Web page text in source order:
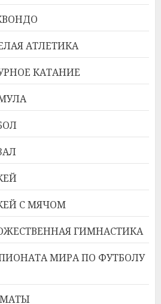
АТЛЕТИКА
КАТАНИЕ
С МЯЧОМ
ГИМНАСТИКА
МИРА ПО ФУТБОЛУ